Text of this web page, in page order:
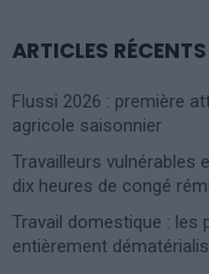
ARTICLES RÉCENTS
Flussi 2026 : première
agricole saisonnier
Travailleurs vulnérables
dix heures de congé
Travail domestique : les
entièrement